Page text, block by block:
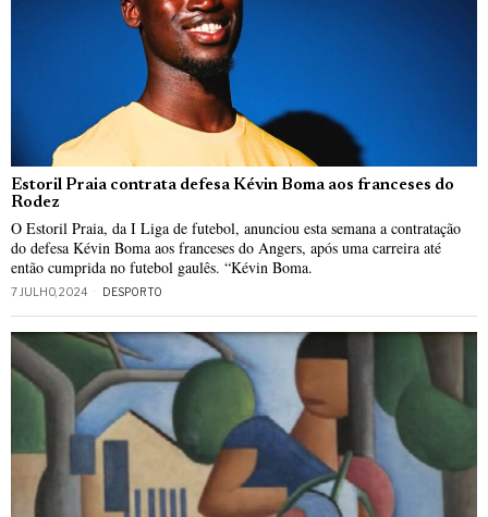
Estoril Praia contrata defesa Kévin Boma aos franceses do
Rodez
O Estoril Praia, da I Liga de futebol, anunciou esta semana a contratação
do defesa Kévin Boma aos franceses do Angers, após uma carreira até
então cumprida no futebol gaulês. “Kévin Boma.
7 JULHO, 2024 DESPORTO